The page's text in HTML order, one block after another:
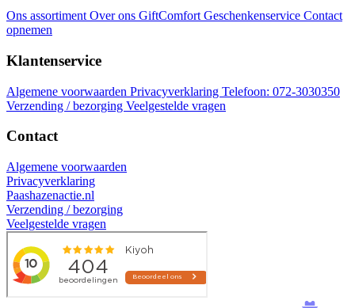
Ons assortiment Over ons GiftComfort Geschenkenservice Contact
opnemen
Klantenservice
Algemene voorwaarden Privacyverklaring Telefoon: 072-3030350
Verzending / bezorging Veelgestelde vragen
Contact
Algemene voorwaarden
Privacyverklaring
Paashazenactie.nl
Verzending / bezorging
Veelgestelde vragen